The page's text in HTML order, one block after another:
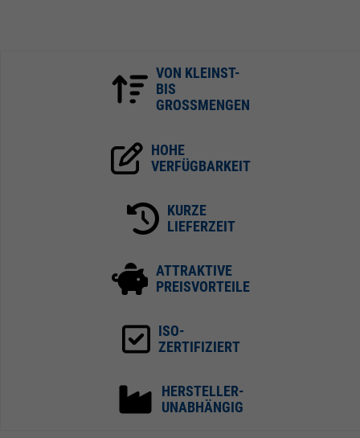
VON KLEINST-
BIS
GROSSMENGEN
HOHE
VERFÜGBARKEIT
KURZE
LIEFERZEIT
ATTRAKTIVE
PREISVORTEILE
ISO-
ZERTIFIZIERT
HERSTELLER-
UNABHÄNGIG